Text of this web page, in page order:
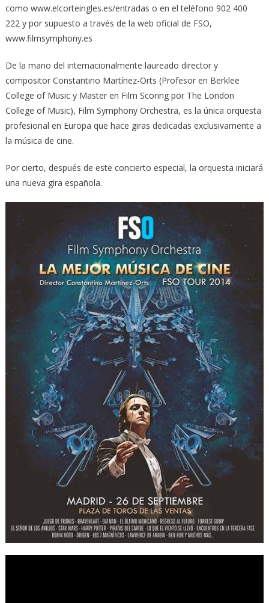
como www.elcorteingles.es/entradas o en el teléfono 902 400
222 y por supuesto a través de la web oficial de FSO,
www.filmsymphony.es
De la mano del internacionalmente laureado director y
compositor Constantino Martínez-Orts (Profesor en Berklee
College of Music y Master en Film Scoring por The London
College of Music), Film Symphony Orchestra, es la única orquesta
profesional en Europa que hace giras dedicadas exclusivamente a
la música de cine.
Por cierto, después de este concierto especial, la orquesta iniciará
una nueva gira española.